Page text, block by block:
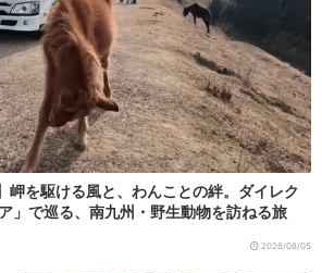
岬を駆ける風と、わんことの絆。ダイレク
」で巡る、南九州・野生動物を訪ねる旅
2026/08/05